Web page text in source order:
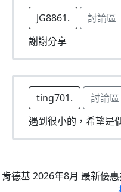
JG8861. 討論區
謝謝分享
ting701. 討論區
遇到很小的，希望是
肯德基 2026年8月 最新優